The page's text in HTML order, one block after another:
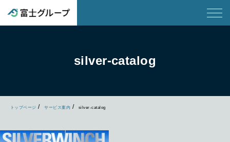
silver-catalog
トップページ サービス案内 silver-catalog